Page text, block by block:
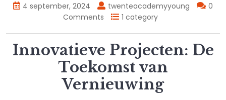
4 september, 2024 twenteacademyyoung
0
Comments
1 category
Innovatieve Projecten: De
Toekomst van
Vernieuwing